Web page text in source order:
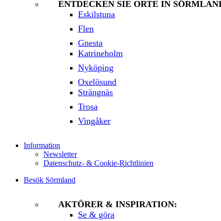
ENTDECKEN SIE ORTE IN
Eskilstuna
Flen
Gnesta
Katrineholm
Nyköping
Oxelösund
Strängnäs
Trosa
Vingåker
Information
Newsletter
Datenschutz- & Cookie-Richtlinien
Besök Sörmland
AKTÖRER & INSPIRATION:
Se & göra